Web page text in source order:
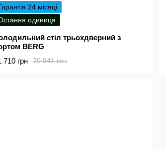
24 місяці
одиниця
стіл трьохдверний з
BERG
70 941 грн
710 грн